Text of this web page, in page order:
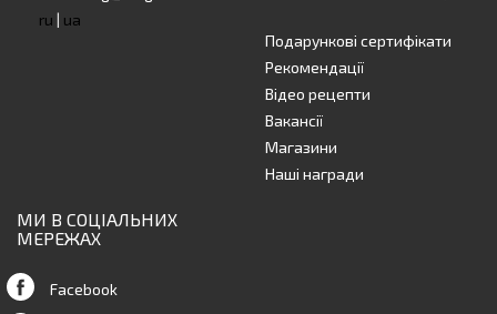
ru | ua
Подарункові сертифікати
Рекомендації
Відео рецепти
Вакансії
Магазини
Наші награди
МИ В СОЦІАЛЬНИХ
МЕРЕЖАХ
Facebook